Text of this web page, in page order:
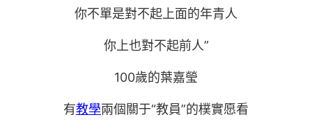
你不單是對不起上面的年青人
你上也對不起前人”
100歲的葉嘉瑩
有教學兩個關于“教員”的樸實愿看